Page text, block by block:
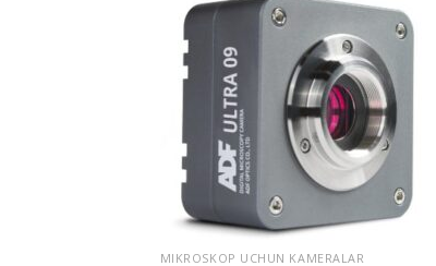
MIKROSKOP UCHUN KAMERALAR